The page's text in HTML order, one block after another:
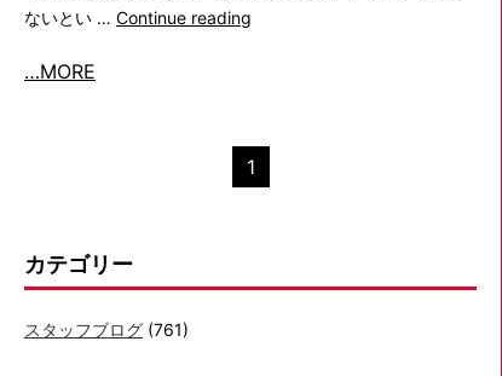
ないとい … Continue reading
ザ
の
…MORE
1
カテゴリー
スタッフブログ (761)